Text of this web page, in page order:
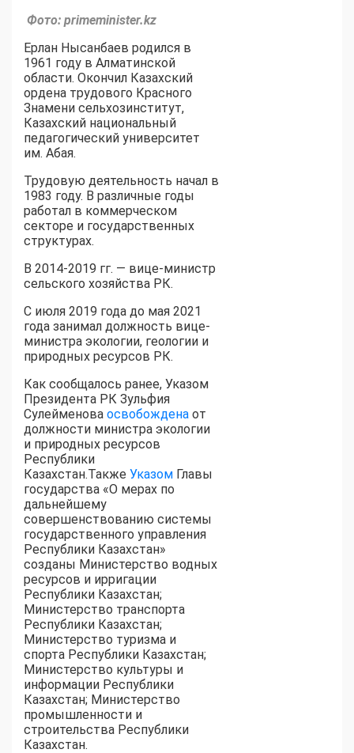
Фото: primeminister.kz
Ерлан Нысанбаев родился в
1961 году в Алматинской
области. Окончил Казахский
ордена трудового Красного
Знамени сельхозинститут,
Казахский национальный
педагогический университет
им. Абая.
Трудовую деятельность начал в
1983 году. В различные годы
работал в коммерческом
секторе и государственных
структурах.
В 2014-2019 гг. — вице-министр
сельского хозяйства РК.
С июля 2019 года до мая 2021
года занимал должность вице-
министра экологии, геологии и
природных ресурсов РК.
Как сообщалось ранее, Указом
Президента РК Зульфия
Сулейменова освобождена от
должности министра экологии
и природных ресурсов
Республики
Казахстан.Также Указом Главы
государства «О мерах по
дальнейшему
совершенствованию системы
государственного управления
Республики Казахстан»
созданы Министерство водных
ресурсов и ирригации
Республики Казахстан;
Министерство транспорта
Республики Казахстан;
Министерство туризма и
спорта Республики Казахстан;
Министерство культуры и
информации Республики
Казахстан; Министерство
промышленности и
строительства Республики
Казахстан.